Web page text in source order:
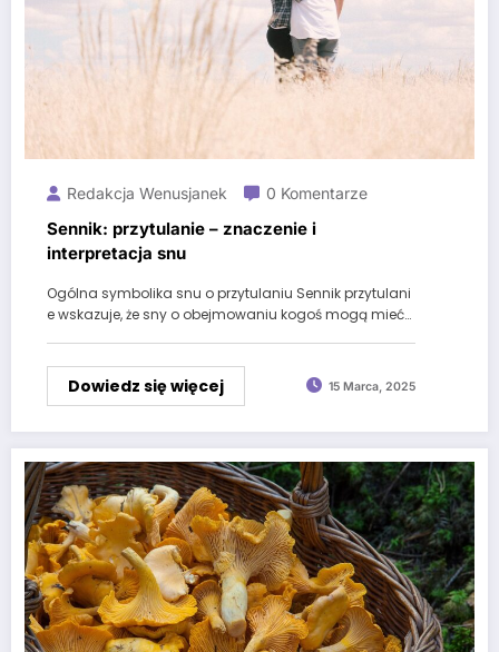
Redakcja Wenusjanek 0 Komentarze
Sennik: przytulanie – znaczenie i
interpretacja snu
Ogólna symbolika snu o przytulaniu Sennik przytulani
e wskazuje, że sny o obejmowaniu kogoś mogą mieć…
Dowiedz się więcej 15 Marca, 2025